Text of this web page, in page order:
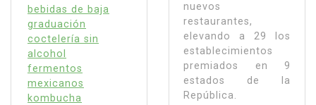
bebidas de baja
graduación
coctelería sin
alcohol
fermentos
mexicanos
kombucha
nuevos
restaurantes,
elevando a 29 los
establecimientos
premiados en 9
estados de la
República.